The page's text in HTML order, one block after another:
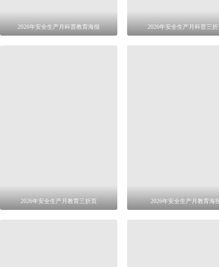
2026年安全生产月科普教育海报 2026年安全生产月科普三
2026年安全生产月教育三折页 2026年安全生产月教育海